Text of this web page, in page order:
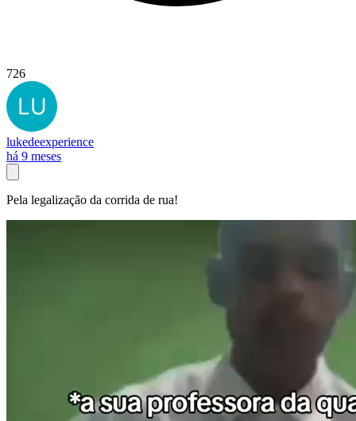
726
lukedeexperience
há 9 meses
Pela legalização da corrida de rua!